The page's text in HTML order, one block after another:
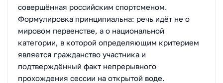
совершённая российским спортсменом.
Формулировка принципиальна: речь идёт не о
мировом первенстве, а о национальной
категории, в которой определяющим критерием
является гражданство участника и
подтверждённый факт непрерывного
прохождения сессии на открытой воде.